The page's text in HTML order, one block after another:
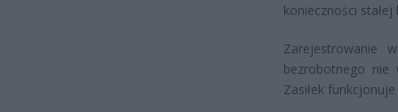
konieczności stałej
Zarejestrowanie
bezrobotnego nie
Zasiłek